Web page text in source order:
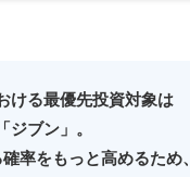
ける最優先投資対象は
「ジブン」。
率をもっと高めるため、